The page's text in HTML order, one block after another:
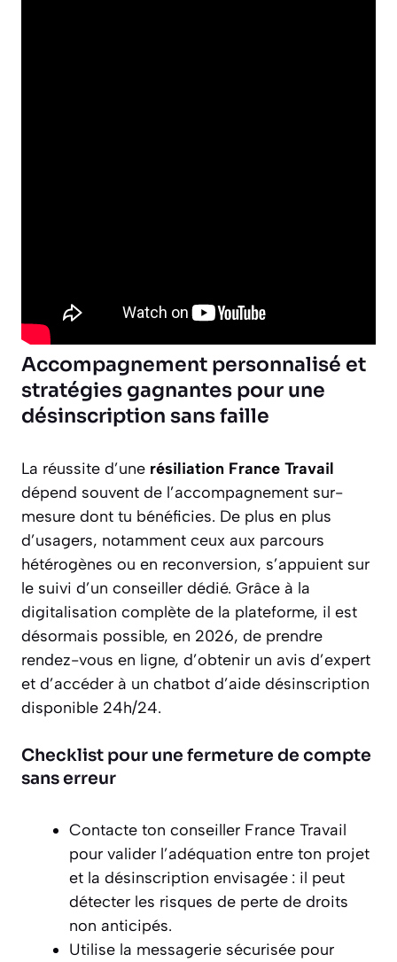
Accompagnement personnalisé et
stratégies gagnantes pour une
désinscription sans faille
La réussite d’une résiliation France Travail
dépend souvent de l’accompagnement sur-
mesure dont tu bénéficies. De plus en plus
d’usagers, notamment ceux aux parcours
hétérogènes ou en reconversion, s’appuient sur
le suivi d’un conseiller dédié. Grâce à la
digitalisation complète de la plateforme, il est
désormais possible, en 2026, de prendre
rendez-vous en ligne, d’obtenir un avis d’expert
et d’accéder à un chatbot d’aide désinscription
disponible 24h/24.
Checklist pour une fermeture de compte
sans erreur
Contacte ton conseiller France Travail
pour valider l’adéquation entre ton projet
et la désinscription envisagée : il peut
détecter les risques de perte de droits
non anticipés.
Utilise la messagerie sécurisée pour